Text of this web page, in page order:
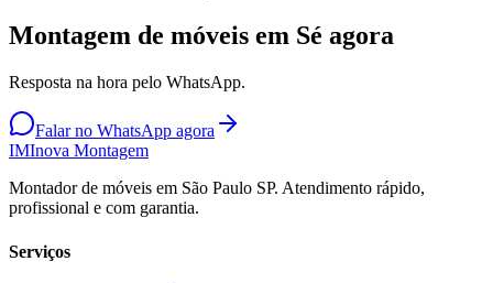
Montagem de móveis em Sé agora
Resposta na hora pelo WhatsApp.
Falar no WhatsApp agora
IMInova Montagem
Montador de móveis em São Paulo SP. Atendimento rápido,
profissional e com garantia.
Serviços